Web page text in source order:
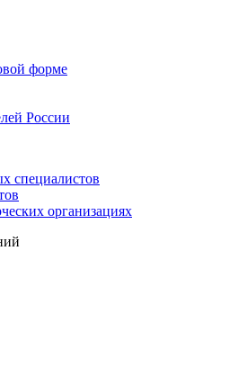
форме
России
специалистов
организациях